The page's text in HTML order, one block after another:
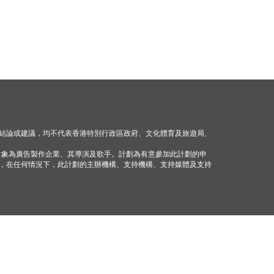
或建議，均不代表香港特別行政區政府、文化體育及旅遊局、
為廣告製作企業、其導演及歌手。計劃為有意參加此計劃的申
任何情況下，此計劃的主辦機構、支持機構、支持媒體及支持